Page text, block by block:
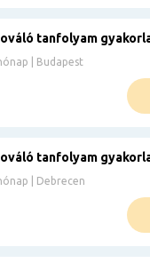
tanfolyam
| Budapest
tanfolyam
| Debrecen